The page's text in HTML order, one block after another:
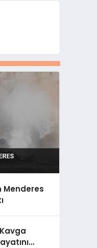
Menderes
Kavga